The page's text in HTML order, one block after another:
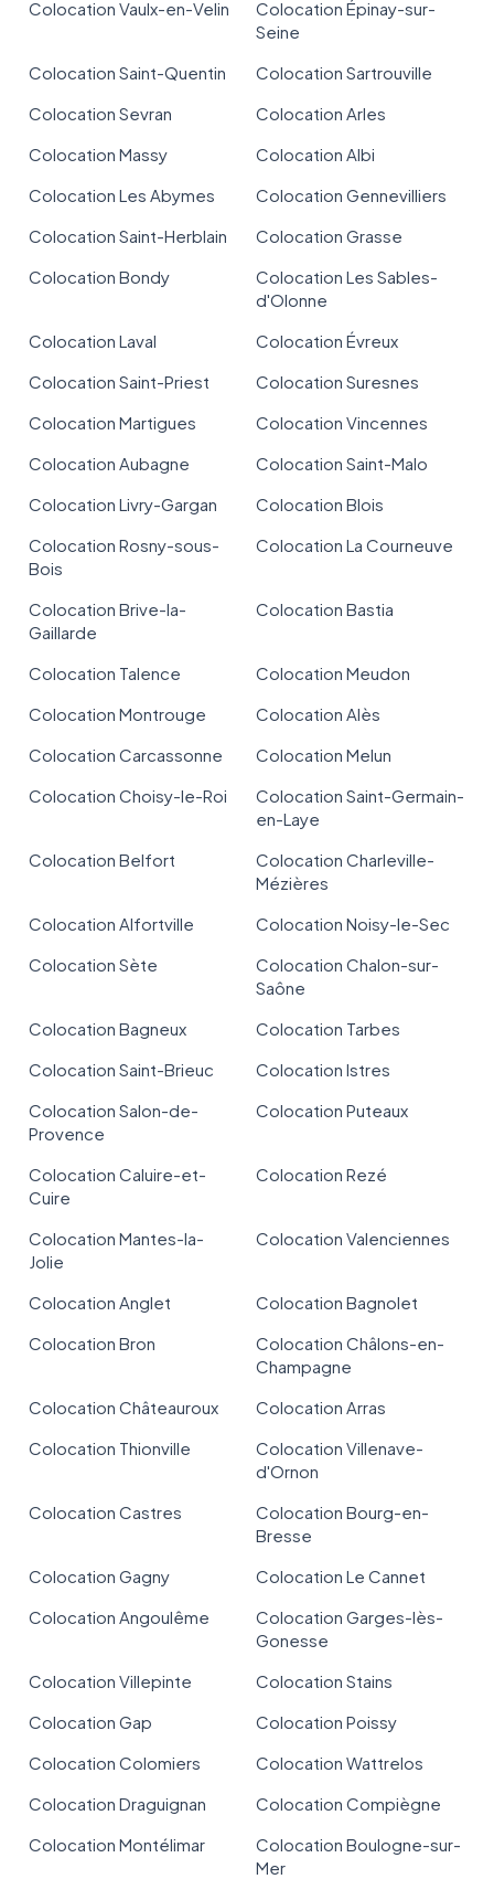
Colocation Vaulx-en-Velin
Colocation Épinay-sur-
Seine
Colocation Saint-Quentin
Colocation Sartrouville
Colocation Sevran
Colocation Arles
Colocation Massy
Colocation Albi
Colocation Les Abymes
Colocation Gennevilliers
Colocation Saint-Herblain
Colocation Grasse
Colocation Bondy
Colocation Les Sables-
d'Olonne
Colocation Laval
Colocation Évreux
Colocation Saint-Priest
Colocation Suresnes
Colocation Martigues
Colocation Vincennes
Colocation Aubagne
Colocation Saint-Malo
Colocation Livry-Gargan
Colocation Blois
Colocation Rosny-sous-
Bois
Colocation La Courneuve
Colocation Brive-la-
Gaillarde
Colocation Bastia
Colocation Talence
Colocation Meudon
Colocation Montrouge
Colocation Alès
Colocation Carcassonne
Colocation Melun
Colocation Choisy-le-Roi
Colocation Saint-Germain-
en-Laye
Colocation Belfort
Colocation Charleville-
Mézières
Colocation Alfortville
Colocation Noisy-le-Sec
Colocation Sète
Colocation Chalon-sur-
Saône
Colocation Bagneux
Colocation Tarbes
Colocation Saint-Brieuc
Colocation Istres
Colocation Salon-de-
Provence
Colocation Puteaux
Colocation Caluire-et-
Cuire
Colocation Rezé
Colocation Mantes-la-
Jolie
Colocation Valenciennes
Colocation Anglet
Colocation Bagnolet
Colocation Bron
Colocation Châlons-en-
Champagne
Colocation Châteauroux
Colocation Arras
Colocation Thionville
Colocation Villenave-
d'Ornon
Colocation Castres
Colocation Bourg-en-
Bresse
Colocation Gagny
Colocation Le Cannet
Colocation Angoulême
Colocation Garges-lès-
Gonesse
Colocation Villepinte
Colocation Stains
Colocation Gap
Colocation Poissy
Colocation Colomiers
Colocation Wattrelos
Colocation Draguignan
Colocation Compiègne
Colocation Montélimar
Colocation Boulogne-sur-
Mer